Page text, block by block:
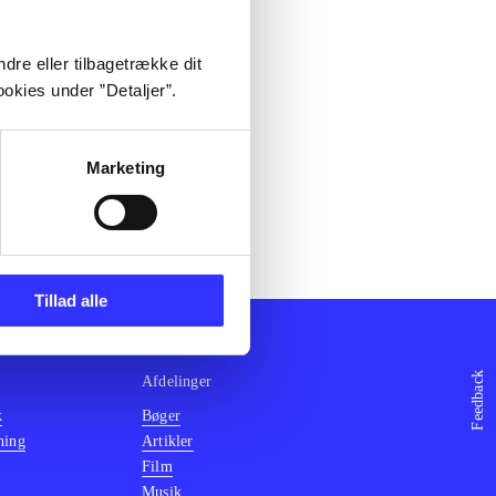
eller tilbagetrække dit
under ”Detaljer”.
Marketing
Tillad alle
Feedback
Afdelinger
Bøger
Artikler
Film
Musik